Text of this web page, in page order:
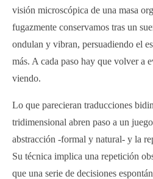
visión microscópica de una masa
fugazmente conservamos tras un
ondulan y vibran, persuadiendo el
más. A cada paso hay que volver a
viendo.
Lo que parecieran traducciones
tridimensional abren paso a un
abstracción -formal y natural- y la
Su técnica implica una repetición
que una serie de decisiones